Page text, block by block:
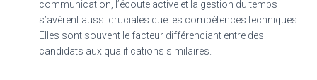
communication, l’écoute active et la gestion du temps
s’avèrent aussi cruciales que les compétences techniques.
Elles sont souvent le facteur différenciant entre des
candidats aux qualifications similaires.